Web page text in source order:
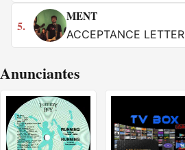
5.
MENT
ACCEPTANCE LETTER
Anunciantes